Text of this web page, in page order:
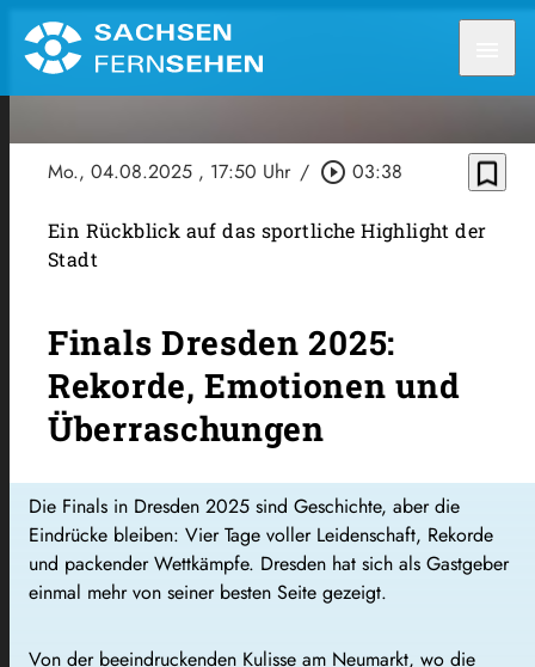
Mo., 04.08.2025 , 17:50 Uhr / play_circle_outline 03:38 bookmark_border
Ein Rückblick auf das sportliche Highlight der
Stadt
Finals Dresden 2025:
Rekorde, Emotionen und
Überraschungen
Die Finals in Dresden 2025 sind Geschichte, aber die
Eindrücke bleiben: Vier Tage voller Leidenschaft, Rekorde
und packender Wettkämpfe. Dresden hat sich als Gastgeber
einmal mehr von seiner besten Seite gezeigt.
Von der beeindruckenden Kulisse am Neumarkt, wo die